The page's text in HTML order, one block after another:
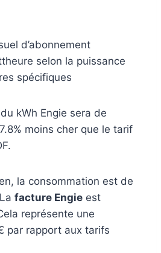
d’abonnement
selon la puissance
spécifiques
kWh Engie sera de
moins cher que le tarif
la consommation est de
facture Engie est
représente une
par rapport aux tarifs